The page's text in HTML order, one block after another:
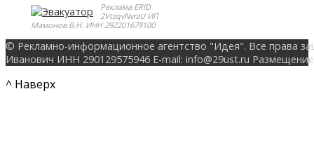
Реклама ERID
2VtzqvNvrzU ИП
Мамонов В.Н. ИНН 292201679100
© Рекламно-информационное агентство "Идея". Все права
Иванович ИНН 290129575946 E-mail: info@29ust.ru
^ Наверх